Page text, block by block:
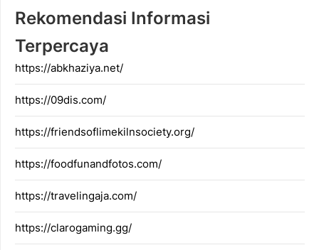
Rekomendasi Informasi
Terpercaya
https://abkhaziya.net/
https://09dis.com/
https://friendsoflimekilnsociety.org/
https://foodfunandfotos.com/
https://travelingaja.com/
https://clarogaming.gg/